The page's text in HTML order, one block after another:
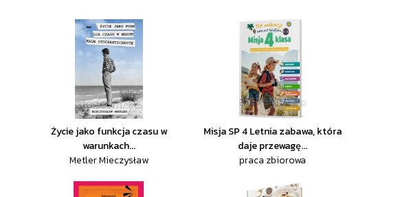
Życie jako funkcja czasu w
warunkach...
Metler Mieczysław
Misja SP 4 Letnia zabawa, która
daje przewagę...
praca zbiorowa